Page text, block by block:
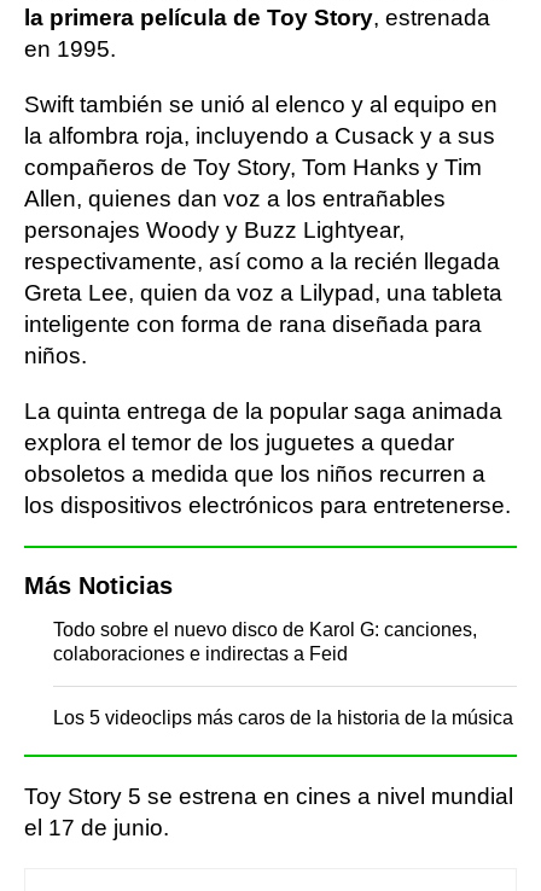
la primera película de Toy Story, estrenada
en 1995.
Swift también se unió al elenco y al equipo en
la alfombra roja, incluyendo a Cusack y a sus
compañeros de Toy Story, Tom Hanks y Tim
Allen, quienes dan voz a los entrañables
personajes Woody y Buzz Lightyear,
respectivamente, así como a la recién llegada
Greta Lee, quien da voz a Lilypad, una tableta
inteligente con forma de rana diseñada para
niños.
La quinta entrega de la popular saga animada
explora el temor de los juguetes a quedar
obsoletos a medida que los niños recurren a
los dispositivos electrónicos para entretenerse.
Más Noticias
Todo sobre el nuevo disco de Karol G: canciones,
colaboraciones e indirectas a Feid
Los 5 videoclips más caros de la historia de la música
Toy Story 5 se estrena en cines a nivel mundial
el 17 de junio.